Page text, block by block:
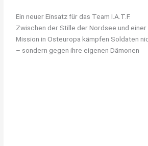
Ein neuer Einsatz für das Team I.A.T.F.
Zwischen der Stille der Nordsee und
Mission in Osteuropa kämpfen Soldaten
– sondern gegen ihre eigenen Dämonen